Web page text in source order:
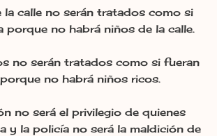
calle no serán tratados como si
porque no habrá niños de la calle.
no serán tratados como si fueran
no habrá niños ricos.
no será el privilegio de quienes
y la policía no será la maldición de